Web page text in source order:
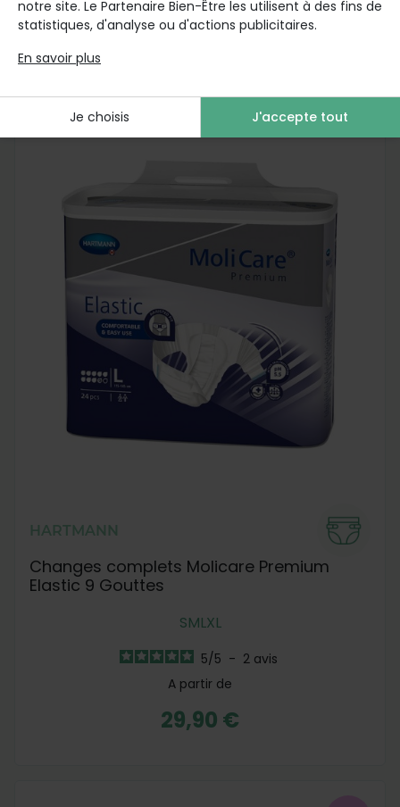
A partir de
HARTMANN
Changes complets Molicare Premium
Elastic 9 Gouttes
SMLXL
5/5 - 2 avis
A partir de
29,90 €
notre site. Le Partenaire Bien-Être les utilisent à des fins de
statistiques, d'analyse ou d'actions publicitaires.
En savoir plus
Je choisis J'accepte tout